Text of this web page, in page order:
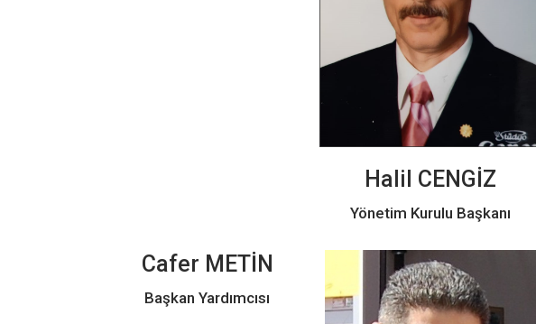
Halil CENGİZ
Yönetim Kurulu Başkanı
Cafer METİN
Başkan Yardımcısı